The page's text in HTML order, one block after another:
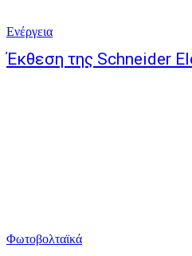
Ενέργεια
Έκθεση της Schneider
Φωτοβολταϊκά